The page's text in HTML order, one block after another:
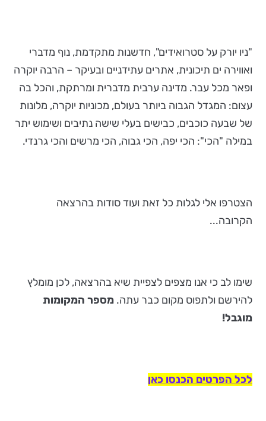
"ניו יורק על סטרואידים", חדשנות מתקדמת, נוף מדברי
ואווירה ים תיכונית, אתרים עתידניים ובעיקר – הרבה יוקרה
ופאר מכל עבר. מדינה ערבית מדברית ומרתקת, והכל בה
עצום: המגדל הגבוה ביותר בעולם, מכוניות יוקרה, מלונות
של שבעה כוכבים, כבישים בעלי שישה נתיבים ושימוש יתר
במילה "הכי": הכי יפה, הכי גבוה, הכי מרשים והכי גרנדי.
הצטרפו אלי לגלות כל זאת ועוד סודות בהרצאה
הקרובה...
שימו לב כי אנו מצפים לצפיית שיא בהרצאה, לכן מומלץ
להירשם ולתפוס מקום כבר עתה. מספר המקומות
מוגבל!
לכל הפרטים הכנסו כאן